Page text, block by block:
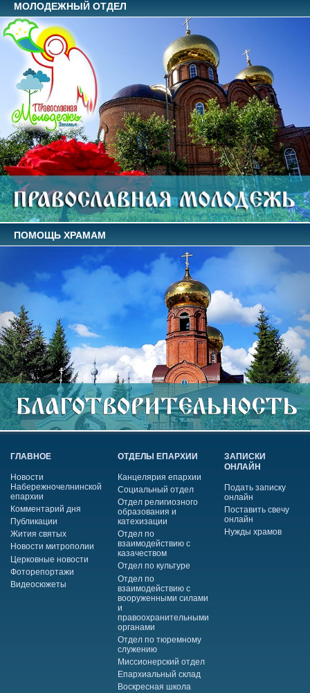
МОЛОДЕЖНЫЙ ОТДЕЛ
ПОМОЩЬ ХРАМАМ
ГЛАВНОЕ
Новости
Набережночелнинской
епархии
Комментарий дня
Публикации
Жития святых
Новости митрополии
Церковные новости
Фоторепортажи
Видеосюжеты
ОТДЕЛЫ ЕПАРХИИ
Канцелярия епархии
Социальный отдел
Отдел религиозного
образования и
катехизации
Отдел по
взаимодействию с
казачеством
Отдел по культуре
Отдел по
взаимодействию с
вооруженными силами
и
правоохранительными
органами
Отдел по тюремному
служению
Миссионерский отдел
Епархиальный склад
Воскресная школа
ЗАПИСКИ
ОНЛАЙН
Подать записку
онлайн
Поставить свечу
онлайн
Нужды храмов